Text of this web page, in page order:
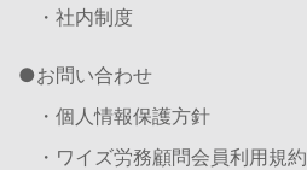
・社内制度
お問い合わせ
・個人情報保護方針
・ワイズ労務顧問会員利用規約